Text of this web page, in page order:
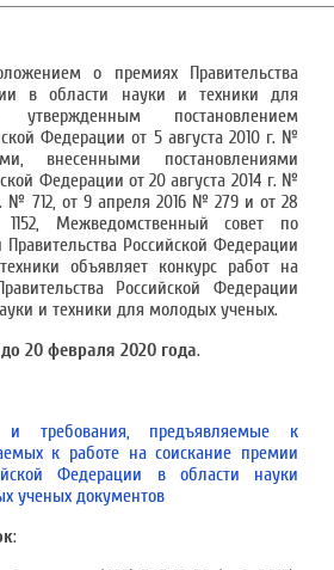
о премиях Правительства
в области науки и техники для
постановлением
Федерации от 5 августа 2010 г. №
внесенными постановлениями
Федерации от 20 августа 2014 г. №
№ 712, от 9 апреля 2016 № 279 и от 28
Межведомственный совет по
Российской Федерации
объявляет конкурс работ на
Российской Федерации
и техники для молодых ученых.
до 20 февраля 2020 года.
и требования, предъявляемые к
к работе на соискание премии
Федерации в области науки
ученых документов
: